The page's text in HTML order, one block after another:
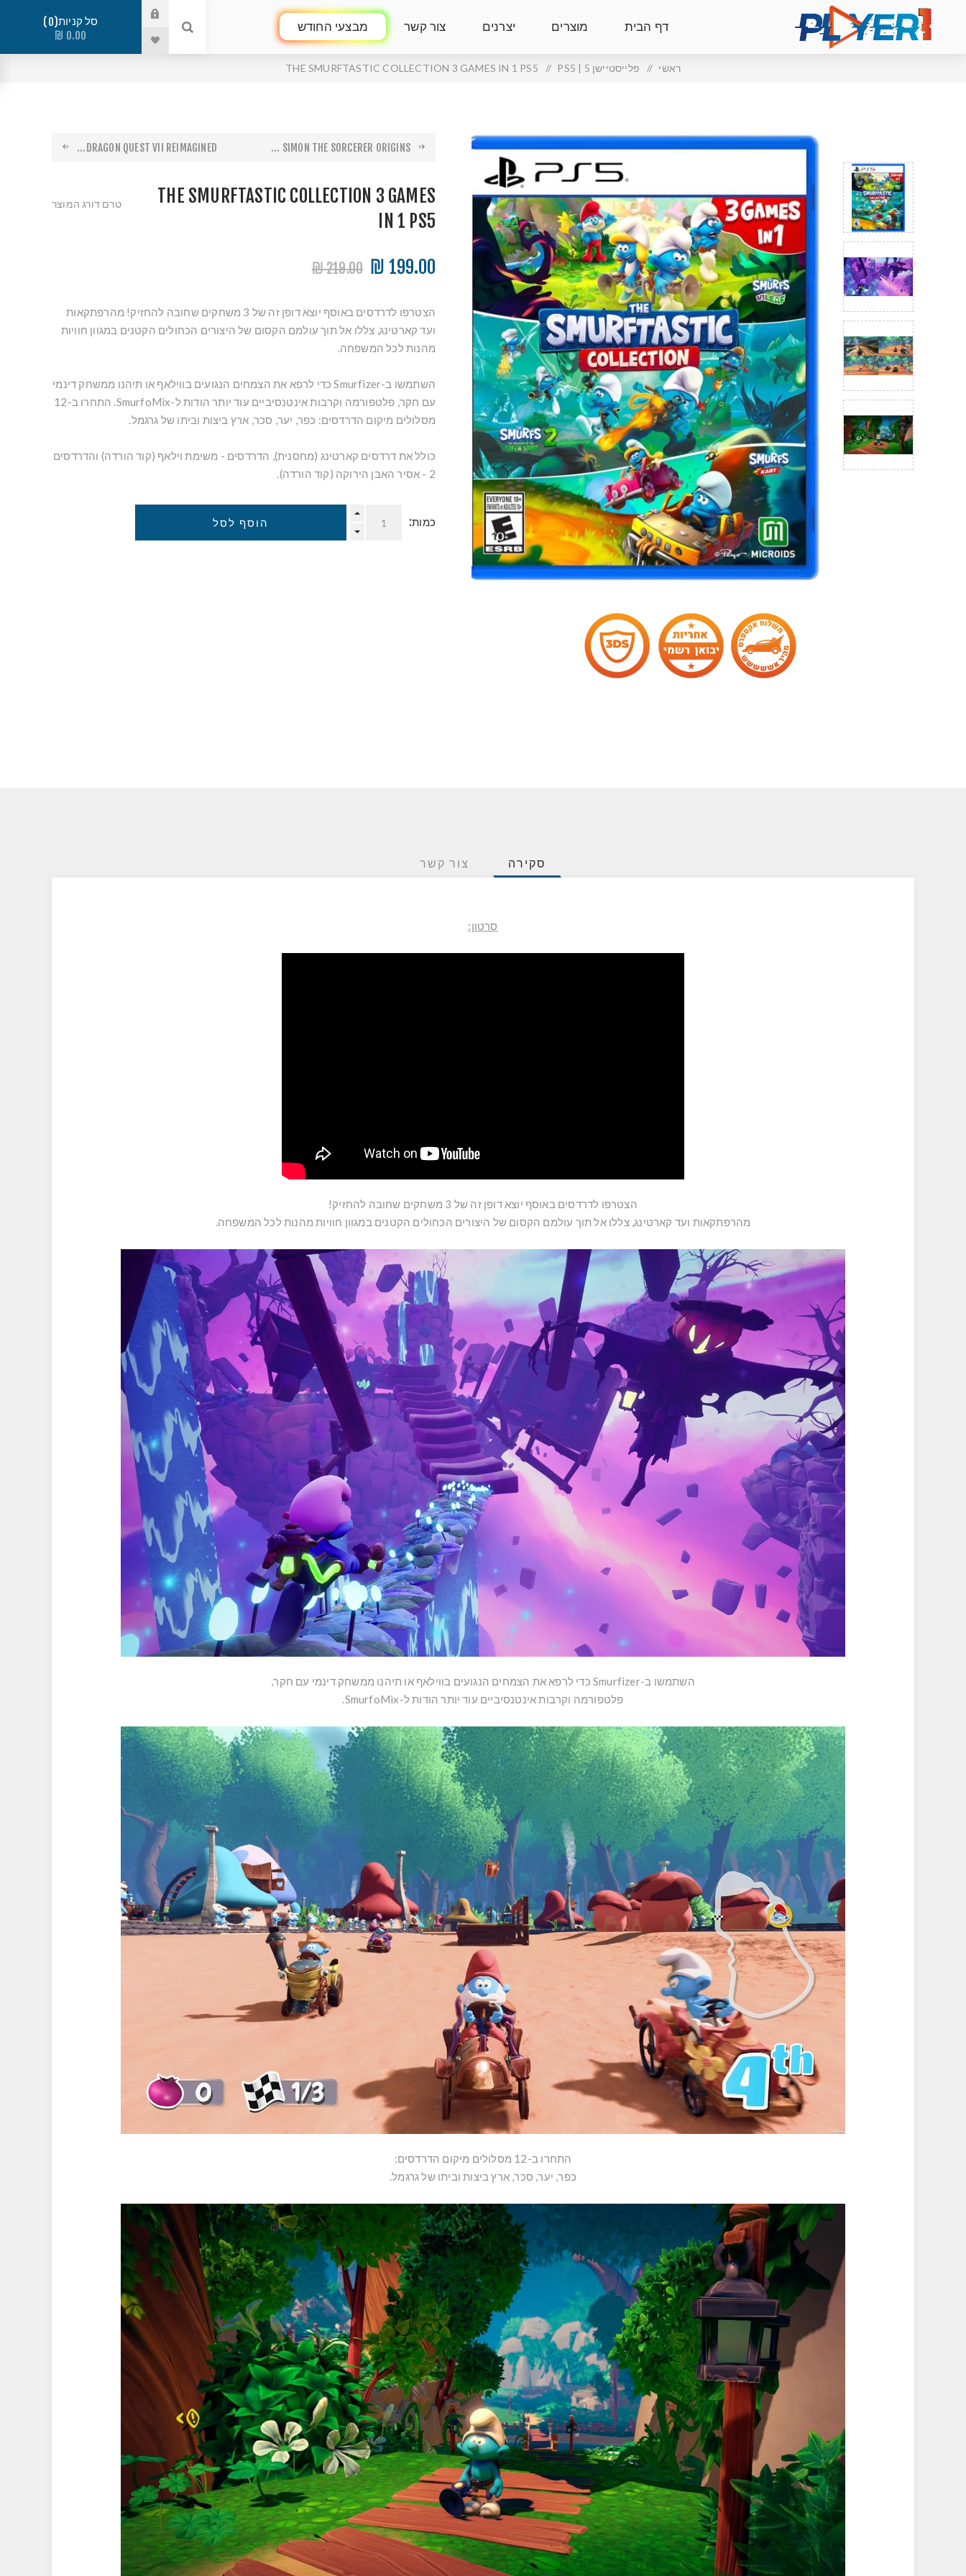
דף הבית מוצרים יצרנים צור קשר מבצעי החודש סל קניות 0
0.00 ₪
ראשי / פלייסטיישן 5 | PS5 /
THE SMURFTASTIC COLLECTION 3 GAMES IN 1 PS5
SIMON THE SORCERER ORIGINS ...
DRAGON QUEST VII REIMAGINED...
THE SMURFTASTIC COLLECTION 3 GAMES
IN 1 PS5
טרם דורג המוצר
199.00 ₪
219.00 ₪
הצטרפו לדרדסים באוסף יוצא דופן זה של 3 משחקים שחובה להחזיק! מהרפתקאות
ועד קארטינג, צללו אל תוך עולמם הקסום של היצורים הכחולים הקטנים במגוון חוויות
מהנות לכל המשפחה.
השתמשו ב-Smurfizer כדי לרפא את הצמחים הנגועים בווילאף או תיהנו ממשחק דינמי
עם חקר, פלטפורמה וקרבות אינטנסיביים עוד יותר הודות ל-SmurfoMix. התחרו ב-12
מסלולים מיקום הדרדסים: כפר, יער, סכר, ארץ ביצות וביתו של גרגמל.
כולל את דרדסים קארטינג (מחסנית), הדרדסים - משימת וילאף (קוד הורדה) והדרדסים
2 - אסיר האבן הירוקה (קוד הורדה).
כמות: הוסף לסל
סקירה צור קשר
סרטון:
הצטרפו לדרדסים באוסף יוצא דופן זה של 3 משחקים שחובה להחזיק!
מהרפתקאות ועד קארטינג, צללו אל תוך עולמם הקסום של היצורים הכחולים הקטנים במגוון חוויות מהנות לכל המשפחה.
השתמשו ב-Smurfizer כדי לרפא את הצמחים הנגועים בווילאף או תיהנו ממשחק דינמי עם חקר,
פלטפורמה וקרבות אינטנסיביים עוד יותר הודות ל-SmurfoMix.
התחרו ב-12 מסלולים מיקום הדרדסים:
כפר, יער, סכר, ארץ ביצות וביתו של גרגמל.